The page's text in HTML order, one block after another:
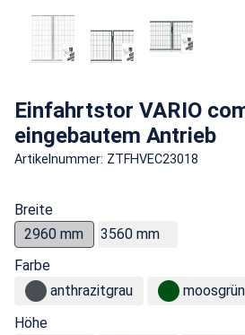
Einfahrtstor VARIO
eingebautem Antrieb
Artikelnummer: ZTFHVEC23018
Breite
2960 mm
3560 mm
Farbe
anthrazitgrau
moosgrün
Höhe